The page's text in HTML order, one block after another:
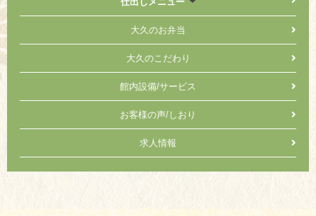
大久のお弁当
大久のこだわり
館内設備/サービス
お客様の声/しおり
求人情報